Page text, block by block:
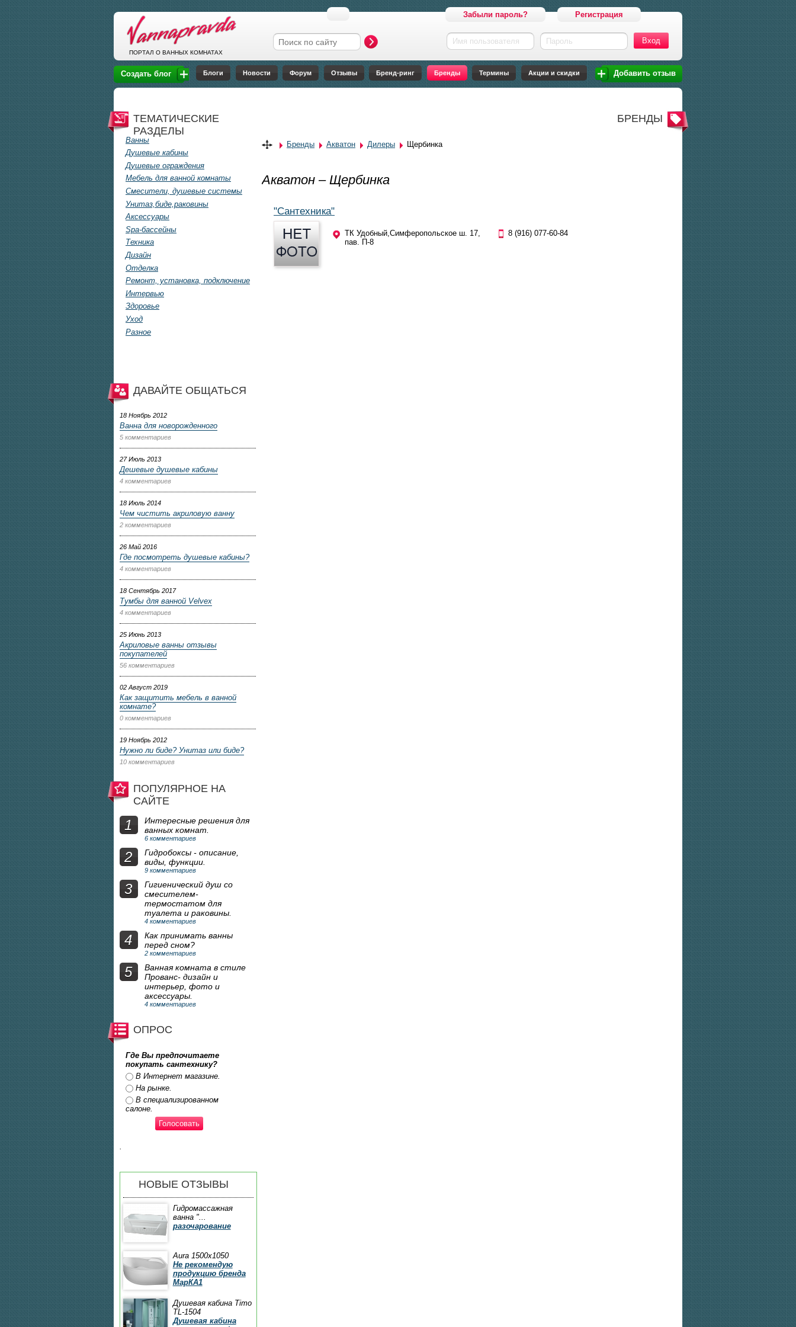
ПОРТАЛ О ВАННЫХ КОМНАТАХ
Забыли пароль? Регистрация
Форма поиска Имя пользователя Пароль
Создать блог Блоги Новости Форум Отзывы Бренд-ринг Бренды Термины Акции и скидки Добавить отзыв
ТЕМАТИЧЕСКИЕ
РАЗДЕЛЫ
Ванны
Душевые кабины
Душевые ограждения
Мебель для ванной комнаты
Смесители, душевые системы
Унитаз,биде,раковины
Аксессуары
Spa-бассейны
Техника
Дизайн
Отделка
Ремонт, установка, подключение
Интервью
Здоровье
Уход
Разное
ДАВАЙТЕ ОБЩАТЬСЯ
18 Ноябрь 2012
Ванна для новорожденного
5 комментариев
27 Июль 2013
Дешевые душевые кабины
4 комментариев
18 Июль 2014
Чем чистить акриловую ванну
2 комментариев
26 Май 2016
Где посмотреть душевые кабины?
4 комментариев
18 Сентябрь 2017
Тумбы для ванной Velvex
4 комментариев
25 Июнь 2013
Акриловые ванны отзывы
покупателей
56 комментариев
02 Август 2019
Как защитить мебель в ванной
комнате?
0 комментариев
19 Ноябрь 2012
Нужно ли биде? Унитаз или биде?
10 комментариев
ПОПУЛЯРНОЕ НА
САЙТЕ
1
Интересные решения для
ванных комнат.
6 комментариев
2
Гидробоксы - описание,
виды, функции.
9 комментариев
3
Гигиенический душ со
смесителем-
термостатом для
туалета и раковины.
4 комментариев
4
Как принимать ванны
перед сном?
2 комментариев
5
Ванная комната в стиле
Прованс- дизайн и
интерьер, фото и
аксессуары.
4 комментариев
ОПРОС
Где Вы предпочитаете
покупать сантехнику?
Ответы
В Интернет магазине.
На рынке.
В специализированном
салоне.
НОВЫЕ ОТЗЫВЫ
Гидромассажная
ванна "...
разочарование
Aura 1500x1050
Не рекомендую
продукцию бренда
МарКА1
Душевая кабина Timo
TL-1504
Душевая кабина
БРЕНДЫ
Бренды Акватон Дилеры Щербинка
Акватон – Щербинка
"Сантехника"
ТК Удобный,Симферопольское ш. 17,
пав. П-8
8 (916) 077-60-84